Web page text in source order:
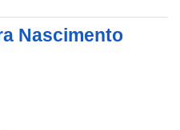
Nascimento